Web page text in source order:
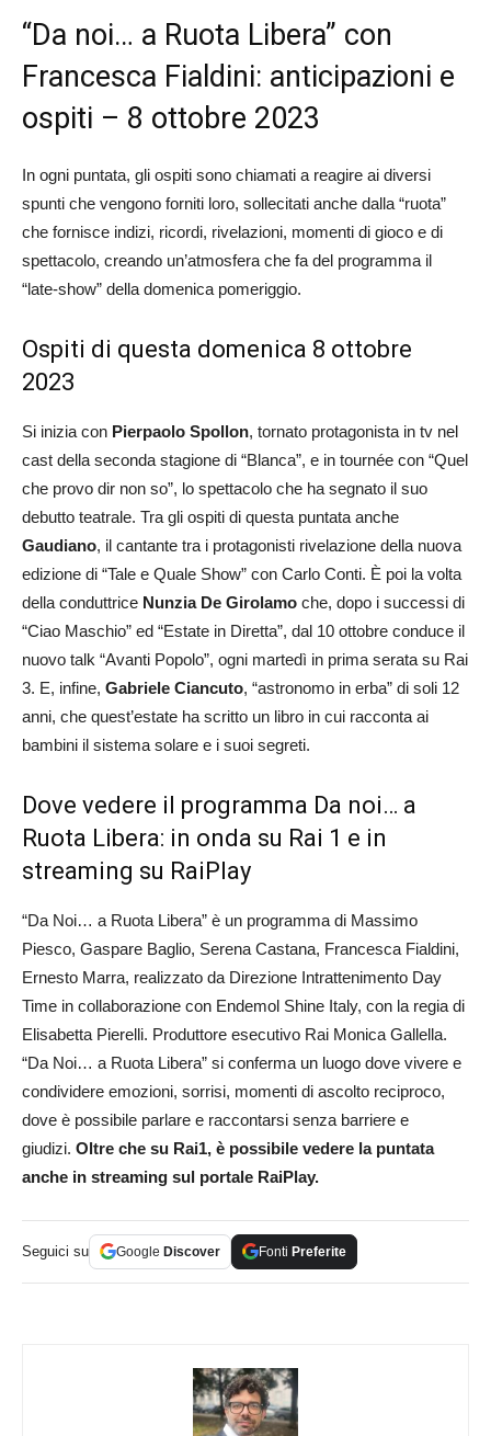
“Da noi… a Ruota Libera” con
Francesca Fialdini: anticipazioni e
ospiti – 8 ottobre 2023
In ogni puntata, gli ospiti sono chiamati a reagire ai diversi
spunti che vengono forniti loro, sollecitati anche dalla “ruota”
che fornisce indizi, ricordi, rivelazioni, momenti di gioco e di
spettacolo, creando un’atmosfera che fa del programma il
“late-show” della domenica pomeriggio.
Ospiti di questa domenica 8 ottobre
2023
Si inizia con Pierpaolo Spollon, tornato protagonista in tv nel
cast della seconda stagione di “Blanca”, e in tournée con “Quel
che provo dir non so”, lo spettacolo che ha segnato il suo
debutto teatrale. Tra gli ospiti di questa puntata anche
Gaudiano, il cantante tra i protagonisti rivelazione della nuova
edizione di “Tale e Quale Show” con Carlo Conti. È poi la volta
della conduttrice Nunzia De Girolamo che, dopo i successi di
“Ciao Maschio” ed “Estate in Diretta”, dal 10 ottobre conduce il
nuovo talk “Avanti Popolo”, ogni martedì in prima serata su Rai
3. E, infine, Gabriele Ciancuto, “astronomo in erba” di soli 12
anni, che quest’estate ha scritto un libro in cui racconta ai
bambini il sistema solare e i suoi segreti.
Dove vedere il programma Da noi… a
Ruota Libera: in onda su Rai 1 e in
streaming su RaiPlay
“Da Noi… a Ruota Libera” è un programma di Massimo
Piesco, Gaspare Baglio, Serena Castana, Francesca Fialdini,
Ernesto Marra, realizzato da Direzione Intrattenimento Day
Time in collaborazione con Endemol Shine Italy, con la regia di
Elisabetta Pierelli. Produttore esecutivo Rai Monica Gallella.
“Da Noi… a Ruota Libera” si conferma un luogo dove vivere e
condividere emozioni, sorrisi, momenti di ascolto reciproco,
dove è possibile parlare e raccontarsi senza barriere e
giudizi. Oltre che su Rai1, è possibile vedere la puntata
anche in streaming sul portale RaiPlay.
Seguici su Google Discover Fonti Preferite